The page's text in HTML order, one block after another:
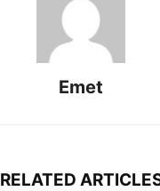
Emet
RELATED